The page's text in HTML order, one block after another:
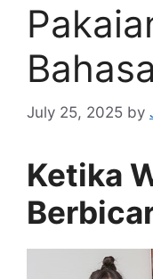
July 25, 2025 by
Ketika